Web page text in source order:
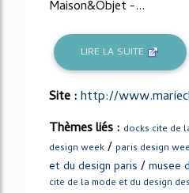
Maison&Objet -...
LIRE LA SUITE
Site :http://
Thèmes liés : docks cite de
design week / paris design
et du design paris /musee
cite de la mode et du design